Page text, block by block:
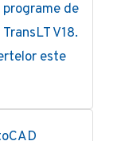
de
V18.
este